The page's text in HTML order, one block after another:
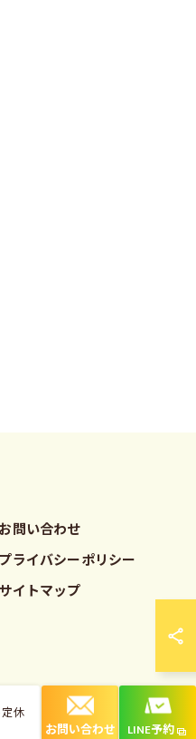
休
お問い合わせ LINE予約
お問い合わせ
プライバシーポリシー
サイトマップ